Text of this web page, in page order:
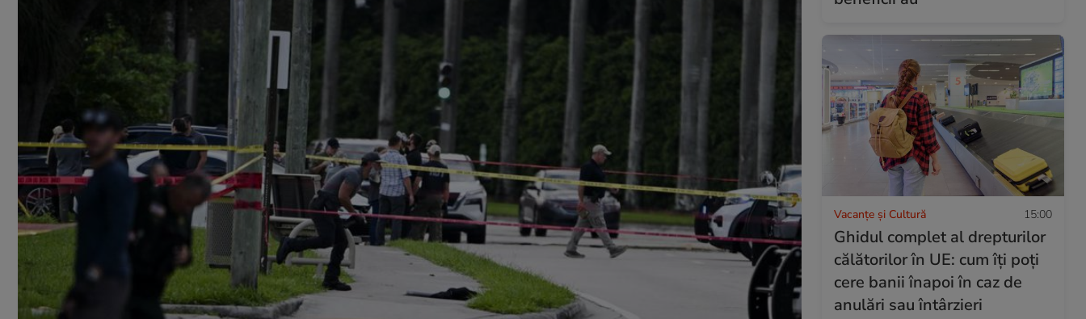
Vacanțe și Cultură 15:00
Ghidul complet al drepturilor
călătorilor în UE: cum îți poți
cere banii înapoi în caz de
anulări sau întârzieri